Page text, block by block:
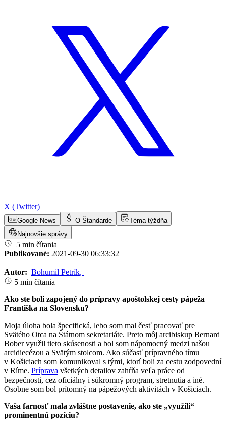
X (Twitter)
Google News O Štandarde
Téma týždňa
Najnovšie správy
5 min čítania
Publikované: 2021-09-30 06:33:32
|
Autor: Bohumil Petrík,
5 min čítania
Ako ste boli zapojený do prípravy apoštolskej cesty pápeža
Františka na Slovensku?
Moja úloha bola špecifická, lebo som mal česť pracovať pre
Svätého Otca na Štátnom sekretariáte. Preto môj arcibiskup Bernard
Bober využil tieto skúsenosti a bol som nápomocný medzi našou
arcidiecézou a Svätým stolcom. Ako súčasť prípravného tímu
v Košiciach som komunikoval s tými, ktorí boli za cestu zodpovední
v Ríme. Príprava všetkých detailov zahŕňa veľa práce od
bezpečnosti, cez oficiálny i súkromný program, stretnutia a iné.
Osobne som bol prítomný na pápežových aktivitách v Košiciach.
Vaša farnosť mala zvláštne postavenie, ako ste „využili“
prominentnú pozíciu?